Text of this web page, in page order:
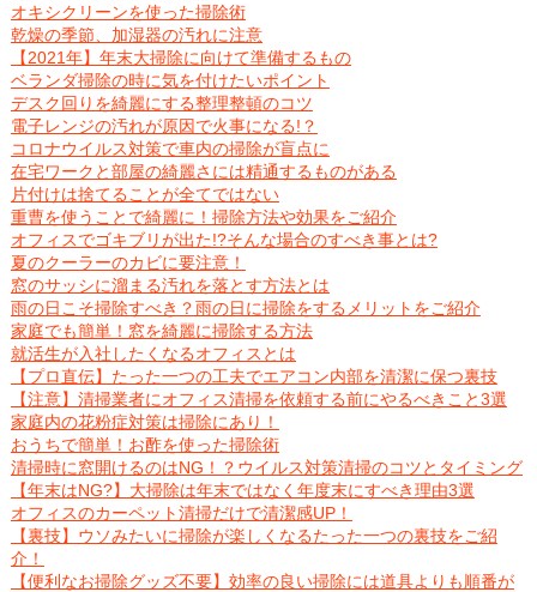
オキシクリーンを使った掃除術
乾燥の季節、加湿器の汚れに注意
【2021年】年末大掃除に向けて準備するもの
ベランダ掃除の時に気を付けたいポイント
デスク回りを綺麗にする整理整頓のコツ
電子レンジの汚れが原因で火事になる!？
コロナウイルス対策で車内の掃除が盲点に
在宅ワークと部屋の綺麗さには精通するものがある
片付けは捨てることが全てではない
重曹を使うことで綺麗に！掃除方法や効果をご紹介
オフィスでゴキブリが出た!?そんな場合のすべき事とは?
夏のクーラーのカビに要注意！
窓のサッシに溜まる汚れを落とす方法とは
雨の日こそ掃除すべき？雨の日に掃除をするメリットをご紹介
家庭でも簡単！窓を綺麗に掃除する方法
就活生が入社したくなるオフィスとは
【プロ直伝】たった一つの工夫でエアコン内部を清潔に保つ裏技
【注意】清掃業者にオフィス清掃を依頼する前にやるべきこと3選
家庭内の花粉症対策は掃除にあり！
おうちで簡単！お酢を使った掃除術
清掃時に窓開けるのはNG！？ウイルス対策清掃のコツとタイミング
【年末はNG?】大掃除は年末ではなく年度末にすべき理由3選
オフィスのカーペット清掃だけで清潔感UP！
【裏技】ウソみたいに掃除が楽しくなるたった一つの裏技をご紹
介！
【便利なお掃除グッズ不要】効率の良い掃除には道具よりも順番が